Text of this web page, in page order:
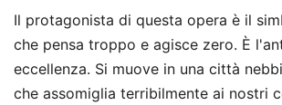
Il protagonista di questa opera è il
che pensa troppo e agisce zero. È
eccellenza. Si muove in una città
che assomiglia terribilmente ai nostri